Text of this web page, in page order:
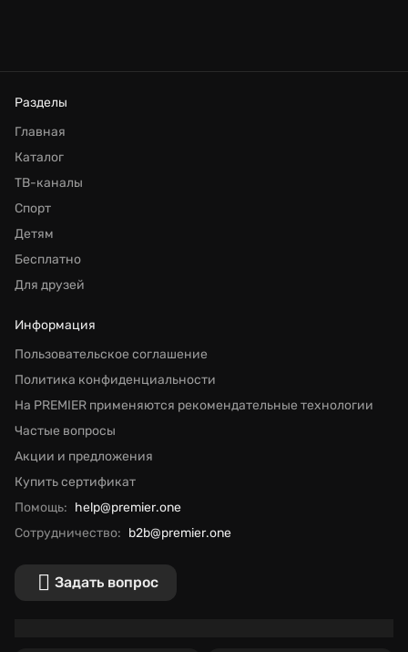
Разделы
Главная
Каталог
ТВ-каналы
Спорт
Детям
Бесплатно
Для друзей
Информация
Пользовательское соглашение
Политика конфиденциальности
На PREMIER применяются рекомендательные технологии
Частые вопросы
Акции и предложения
Купить сертификат
Помощь: help@premier.one
Сотрудничество: b2b@premier.one
Задать вопрос